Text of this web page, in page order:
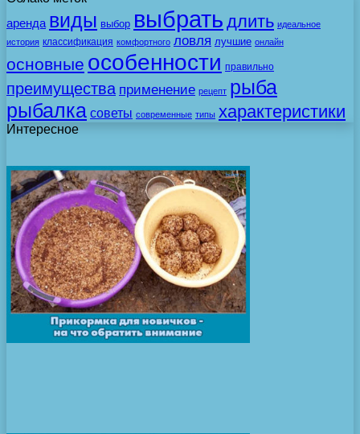
аренда виды выбор выбрать длить идеальное
история классификация комфортного ловля лучшие онлайн
основные особенности правильно
преимущества применение рецепт рыба
рыбалка советы современные типы характеристики
Интересное